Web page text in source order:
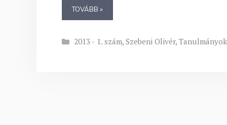
TOVÁBB »
Kategória
2013 - 1. szám,Szebeni Olivér,Tanulmányok